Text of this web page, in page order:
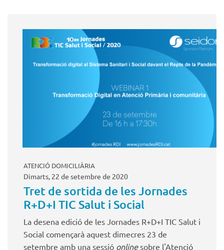
ATENCIÓ DOMICILIÀRIA
Dimarts, 22 de setembre de 2020
Tret de sortida de les Jornades
R+D+I TIC Salut i Social
La desena edició de les Jornades R+D+I TIC Salut i
Social començarà aquest dimecres 23 de
setembre amb una sessió onlinesobre l'Atenció